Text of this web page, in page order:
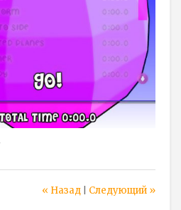
« Назад Следующий »